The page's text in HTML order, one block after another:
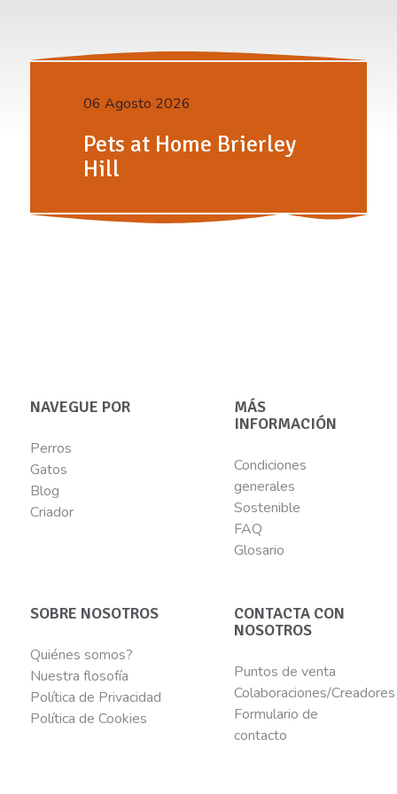
06 Agosto 2026
Pets at Home Brierley
Hill
NAVEGUE POR
Perros
Gatos
Blog
Criador
MÁS
INFORMACIÓN
Condiciones
generales
Sostenible
FAQ
Glosario
SOBRE NOSOTROS
Quiénes somos?
Nuestra flosofía
Política de Privacidad
Política de Cookies
CONTACTA CON
NOSOTROS
Puntos de venta
Colaboraciones/Creadores
Formulario de
contacto